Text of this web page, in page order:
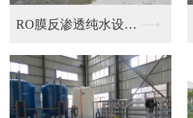
二级反渗透纯化水设备...